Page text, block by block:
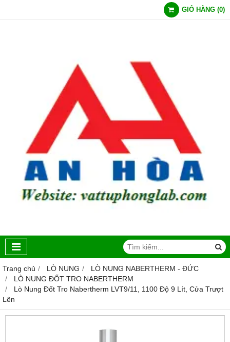
GIỎ HÀNG (0)
Trang chủ LÒ NUNG
LÒ NUNG NABERTHERM - ĐỨC
LÒ NUNG ĐỐT TRO NABERTHERM
Lò Nung Đốt Tro Nabertherm LVT9/11, 1100 Độ 9 Lít, Cửa Trượt
Lên